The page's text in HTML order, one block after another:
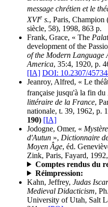
message chrétien et le
XVIe s., Paris,
siècle, 58), 1998, 863 p.
Frank, Grace, « The
development of the
of the Modern Language
America, 35:4, 1920, p.
[IA] DOI: 10.2307/
Jeanroy, Alfred, « Le
française jusqu'à la fin
littéraire de la France,
nationale, t. 39, 1962, p.
190) [IA]
Jodogne, Omer, «
d'Autun », Dictionnaire
Moyen Âge, éd.
Zink, Paris, Fayard,
Comptes rendus du
Réimpression:
Kahn, Jeffrey, Judas
Medieval Didacticism,
University of Utah, Salt